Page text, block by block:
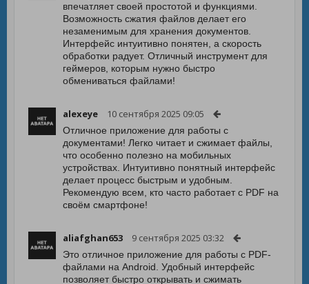
впечатляет своей простотой и функциями.
Возможность сжатия файлов делает его
незаменимым для хранения документов.
Интерфейс интуитивно понятен, а скорость
обработки радует. Отличный инструмент для
геймеров, которым нужно быстро
обмениваться файлами!
alexeye 10 сентября 2025 09:05
Отличное приложение для работы с
документами! Легко читает и сжимает файлы,
что особенно полезно на мобильных
устройствах. Интуитивно понятный интерфейс
делает процесс быстрым и удобным.
Рекомендую всем, кто часто работает с PDF на
своём смартфоне!
aliafghan653 9 сентября 2025 03:32
Это отличное приложение для работы с PDF-
файлами на Android. Удобный интерфейс
позволяет быстро открывать и сжимать